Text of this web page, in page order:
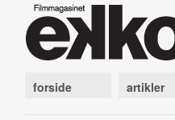
forside artikler